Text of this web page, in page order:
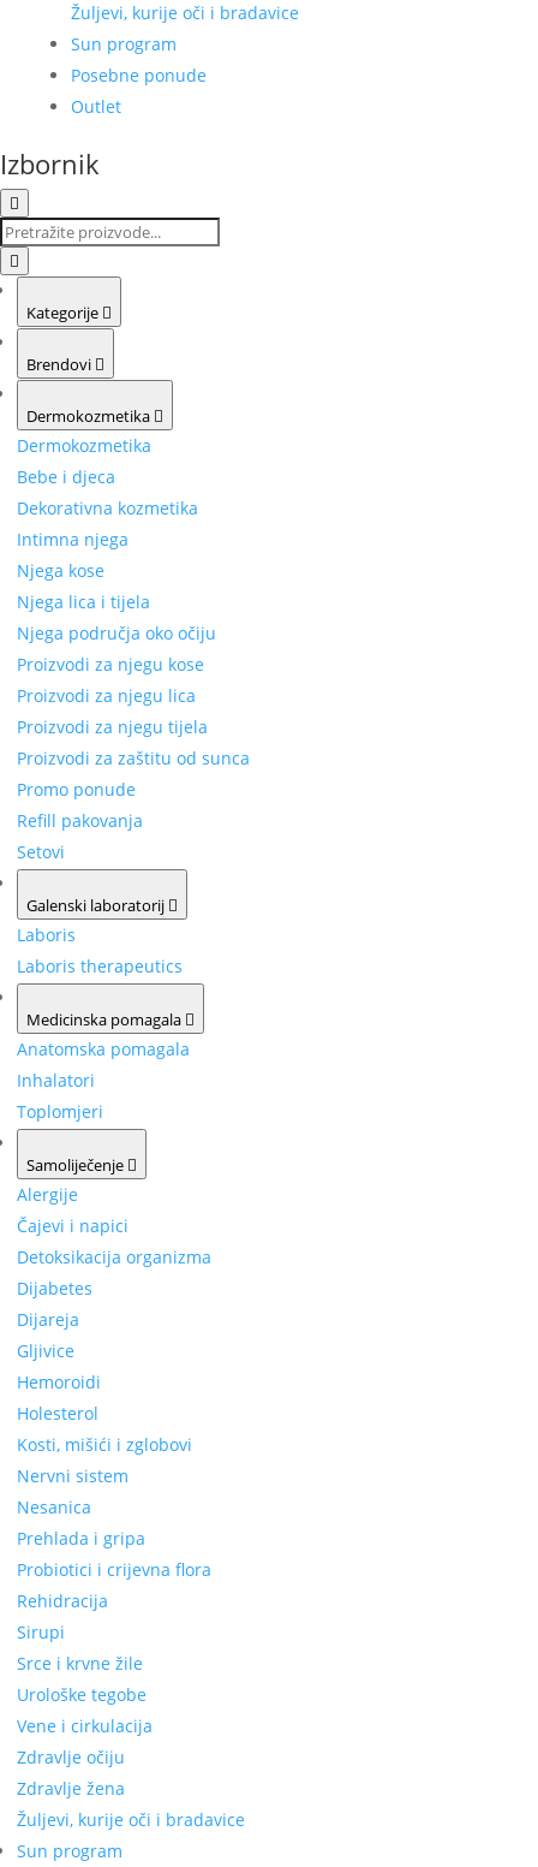
Žuljevi, kurije oči i bradavice
Sun program
Posebne ponude
Outlet
Izbornik
Kategorije
Brendovi
Dermokozmetika
Dermokozmetika
Bebe i djeca
Dekorativna kozmetika
Intimna njega
Njega kose
Njega lica i tijela
Njega područja oko očiju
Proizvodi za njegu kose
Proizvodi za njegu lica
Proizvodi za njegu tijela
Proizvodi za zaštitu od sunca
Promo ponude
Refill pakovanja
Setovi
Galenski laboratorij
Laboris
Laboris therapeutics
Medicinska pomagala
Anatomska pomagala
Inhalatori
Toplomjeri
Samoliječenje
Alergije
Čajevi i napici
Detoksikacija organizma
Dijabetes
Dijareja
Gljivice
Hemoroidi
Holesterol
Kosti, mišići i zglobovi
Nervni sistem
Nesanica
Prehlada i gripa
Probiotici i crijevna flora
Rehidracija
Sirupi
Srce i krvne žile
Urološke tegobe
Vene i cirkulacija
Zdravlje očiju
Zdravlje žena
Žuljevi, kurije oči i bradavice
Sun program